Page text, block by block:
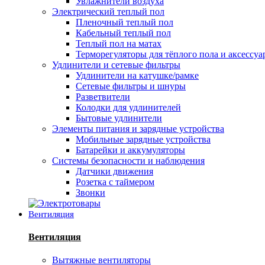
Электрический теплый пол
Пленочный теплый пол
Кабельный теплый пол
Теплый пол на матах
Терморегуляторы для тёплого пола и
Удлинители и сетевые фильтры
Удлинители на катушке/рамке
Сетевые фильтры и шнуры
Разветвители
Колодки для удлинителей
Бытовые удлинители
Элементы питания и зарядные устройства
Мобильные зарядные устройства
Батарейки и аккумуляторы
Системы безопасности и наблюдения
Датчики движения
Розетка с таймером
Звонки
Вентиляция
Вентиляция
Вытяжные вентиляторы